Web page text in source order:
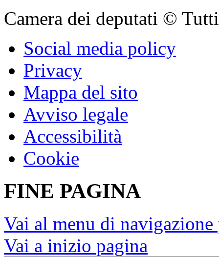
Camera dei deputati ©
Social media policy
Privacy
Mappa del sito
Avviso legale
Accessibilità
Cookie
FINE PAGINA
Vai al menu di
Vai a inizio pagina